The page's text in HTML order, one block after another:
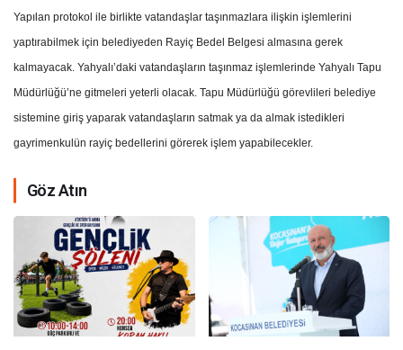
Yapılan protokol ile birlikte vatandaşlar taşınmazlara ilişkin işlemlerini
yaptırabilmek için belediyeden Rayiç Bedel Belgesi almasına gerek
kalmayacak. Yahyalı’daki vatandaşların taşınmaz işlemlerinde Yahyalı Tapu
Müdürlüğü’ne gitmeleri yeterli olacak. Tapu Müdürlüğü görevlileri belediye
sistemine giriş yaparak vatandaşların satmak ya da almak istedikleri
gayrimenkulün rayiç bedellerini görerek işlem yapabilecekler.
Göz Atın